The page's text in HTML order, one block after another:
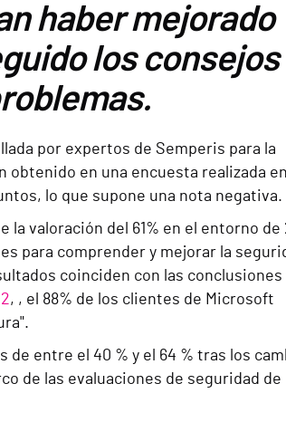
haber mejorado
los consejos
por expertos de Semperis para la
en una encuesta realizada en
lo que supone una nota negativa.
la valoración del 61% en el entorno de
para comprender y mejorar la
coinciden con las conclusiones
, , el 88% de los clientes de Microsoft
entre el 40 % y el 64 % tras los
de las evaluaciones de seguridad de